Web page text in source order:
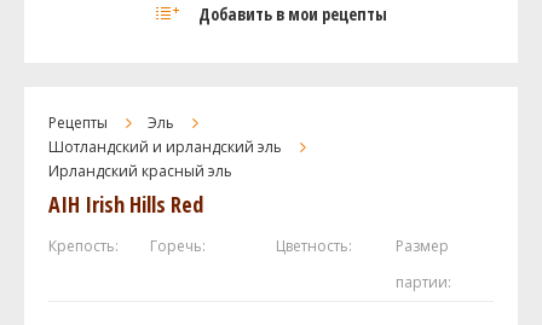
Добавить в мои рецепты
Pale 2-Row US Rahr
Хмель
Ист Кент Голдингc (East Kent Golding)
Посмотреть рецепт полностью
Рецепты
Эль
Шотландский и ирландский эль
Ирландский красный эль
AIH Irish Hills Red
Крепость: Горечь: Цветность:
Размер
партии: